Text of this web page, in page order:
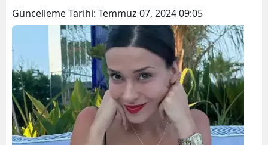
Güncelleme Tarihi: Temmuz 07, 2024 09:05